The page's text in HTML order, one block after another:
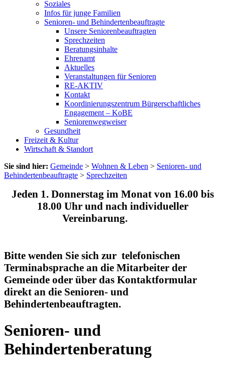
Soziales
Infos für junge Familien
Senioren- und Behindertenbeauftragte
Unsere Seniorenbeauftragten
Sprechzeiten
Beratungsinhalte
Ehrenamt
Aktuelles
Veranstaltungen für Senioren
RE-AKTIV
Kontakt
Koordinierungszentrum Bürgerschaftliches
Engagement – KoBE
Seniorenwegweiser
Gesundheit
Freizeit & Kultur
Wirtschaft & Standort
Sie sind hier: Gemeinde > Wohnen & Leben > Senioren- und
Behindertenbeauftragte > Sprechzeiten
Jeden 1. Donnerstag im Monat von 16.00 bis
18.00 Uhr und nach individueller
Vereinbarung.
Bitte wenden Sie sich zur telefonischen
Terminabsprache an die Mitarbeiter der
Gemeinde oder über das Kontaktformular
direkt an die Senioren- und
Behindertenbeauftragten.
Senioren- und
Behindertenberatung